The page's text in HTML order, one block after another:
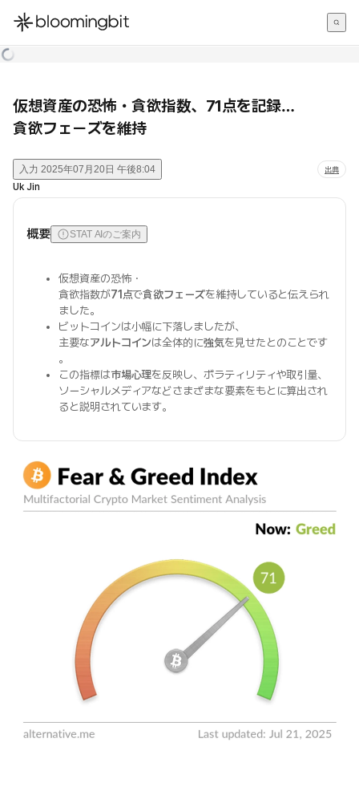
한국어
仮想資産の恐怖・貪欲指数、71点を記録…
貪欲フェーズを維持
入力 2025年07月20日 午後8:04 出典
Uk Jin
概要 STAT AIのご案内
仮想資産の恐怖・
貪欲指数が71点で貪欲フェーズを維持していると伝えられ
ました。
ビットコインは小幅に下落しましたが、
主要なアルトコインは全体的に強気を見せたとのことです
。
この指標は市場心理を反映し、ボラティリティや取引量、
ソーシャルメディアなどさまざまな要素をもとに算出され
ると説明されています。